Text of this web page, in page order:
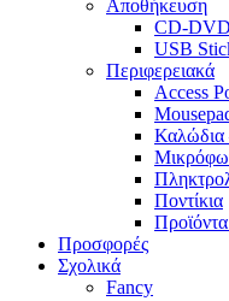
Αποθήκευση
CD-DVD
USB
Περιφερειακά
Access
Καλώδια
Ποντίκια
Προσφορές
Σχολικά
Fancy